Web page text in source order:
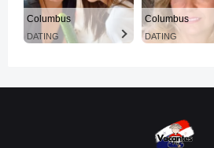
Columbus
DATING
Columbus
DATING